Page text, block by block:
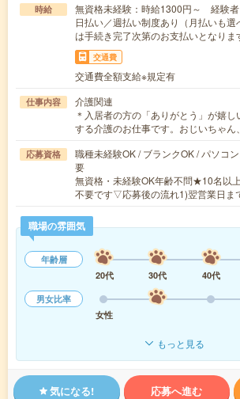
時給
無資格未経験：時給1300円～ 経験
日払い／週払い制度あり（月払いも
は手続き完了次第のお支払いとなりま
交通費
交通費全額支給※規定有
仕事内容
介護関連
＊入居者の方の「ありがとう」が嬉
する介護のお仕事です。おじいちゃ
応募資格
職種未経験OK / ブランクOK / パソコ
要
無資格・未経験OK年齢不問★10名以
不要です▽応募後の流れ1)翌営業日ま
職場の雰囲気
年齢層
20代
30代 40代
男女比率
女性
もっと見る
気になる! 応募へ進む